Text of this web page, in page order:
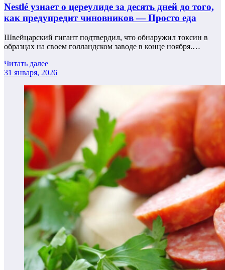
Nestlé узнает о цереулиде за десять дней до того,
как предупредит чиновников — Просто еда
Швейцарский гигант подтвердил, что обнаружил токсин в
образцах на своем голландском заводе в конце ноября.…
Читать далее
31 января, 2026